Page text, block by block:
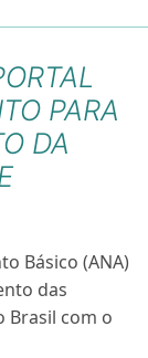
PARA
DA
Básico (ANA)
das
Brasil com o